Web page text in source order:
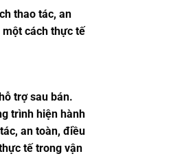
thao tác, an
cách thực tế
trợ sau bán.
trình hiện hành
an toàn, điều
tế trong vận